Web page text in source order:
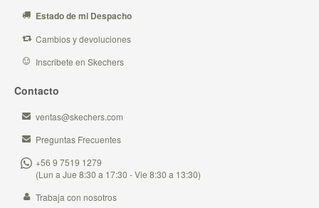
Estado de mi Despacho
Cambios y devoluciones
Inscribete en Skechers
Contacto
ventas@skechers.com
Preguntas Frecuentes
+56 9 7519 1279
(Lun a Jue 8:30 a 17:30 - Vie 8:30 a 13:30)
Trabaja con nosotros